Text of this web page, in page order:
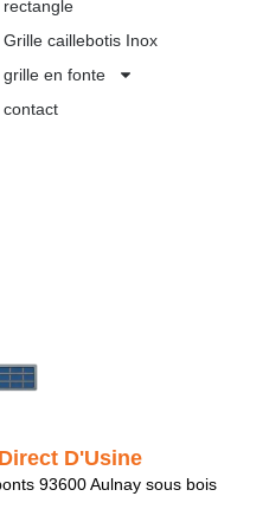
D'Usine
93600 Aulnay sous bois
rectangle
Grille caillebotis Inox
grille en fonte
contact